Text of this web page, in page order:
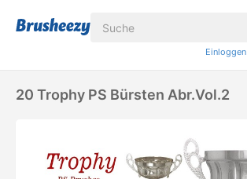
Einloggen
20 Trophy PS Bürsten Abr.vol.2